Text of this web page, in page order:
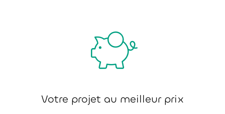
Votre projet au meilleur prix